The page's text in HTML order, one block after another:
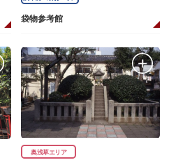
袋物参考館
奥浅草エリア